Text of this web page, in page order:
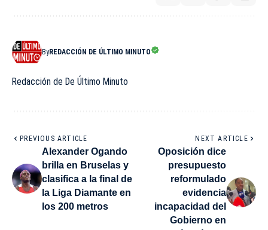
ByREDACCIÓN DE ÚLTIMO MINUTO
Redacción de De Último Minuto
PREVIOUS ARTICLE
Alexander Ogando
brilla en Bruselas y
clasifica a la final de
la Liga Diamante en
los 200 metros
NEXT ARTICLE
Oposición dice
presupuesto
reformulado
evidencia
incapacidad del
Gobierno en